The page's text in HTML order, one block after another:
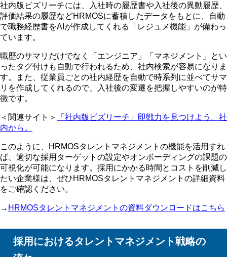
社内版ビズリーチには、入社時の履歴書や入社後の異動履歴、
評価結果の履歴などHRMOSに蓄積したデータをもとに、自動
で職務経歴書をAIが作成してくれる「レジュメ機能」が備わっ
ています。
職歴のサマリだけでなく「エンジニア」「マネジメント」とい
ったタグ付けも自動で行われるため、社内検索が容易になりま
す。また、従業員ごとの社内経歴を自動で時系列に並べてサマ
リを作成してくれるので、入社後の変遷を把握しやすいのが特
徴です。
＜関連サイト＞
「社内版ビズリーチ」即戦力を見つけよう。社
内から。
このように、HRMOSタレントマネジメントの機能を活用すれ
ば、適切な採用ターゲットの設定やオンボーディングの課題の
可視化が可能になります。採用にかかる時間とコストを削減し
たい企業様は、ぜひHRMOSタレントマネジメントの詳細資料
をご確認ください。
→ HRMOSタレントマネジメントの資料ダウンロードはこちら
採用におけるタレントマネジメント戦略の